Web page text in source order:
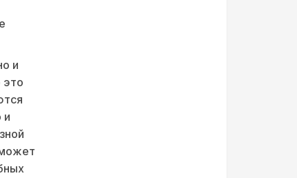
и
это
и